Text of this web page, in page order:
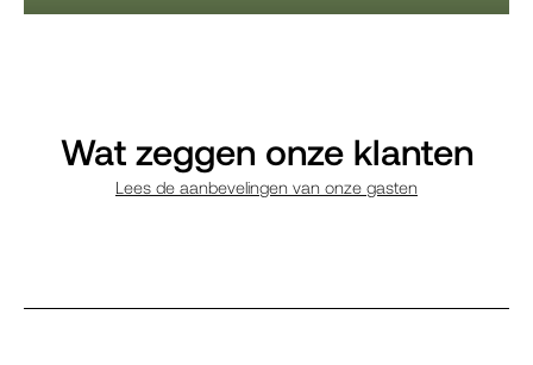
Wat zeggen onze klanten
Lees de aanbevelingen van onze gasten